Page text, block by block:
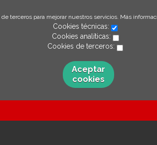
terceros para mejorar nuestros servicios. Más
Cookies técnicas:
Cookies analíticas:
Cookies de terceros:
Aceptar
cookies